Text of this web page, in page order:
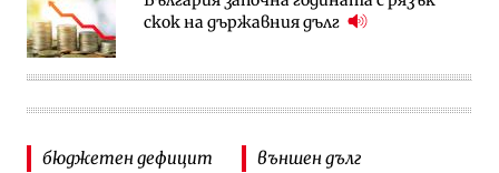
скок на държавния дълг
бюджетен дефицит външен дълг